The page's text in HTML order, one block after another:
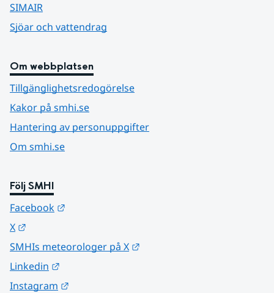
SIMAIR
Sjöar och vattendrag
Om webbplatsen
Tillgänglighetsredogörelse
Kakor på smhi.se
Hantering av personuppgifter
Om smhi.se
Följ SMHI
Facebook
X
SMHIs meteorologer på X
Linkedin
Instagram